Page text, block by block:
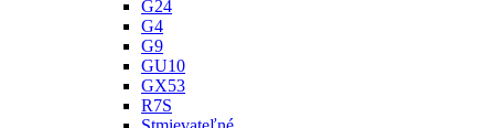
G24
G4
G9
GU10
GX53
R7S